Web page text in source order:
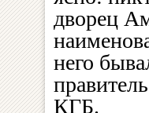
дворец
него
КГБ.